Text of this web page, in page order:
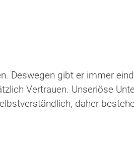
Deswegen gibt er immer
Vertrauen. Unseriöse
daher